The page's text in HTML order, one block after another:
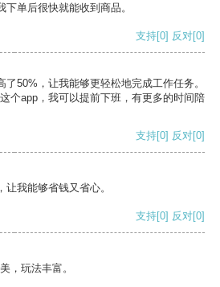
单后很快就能收到商品。
支持[0] 反对[0]
50%，让我能够更轻松地完成工作任务。
个app，我可以提前下班，有更多的时间陪
支持[0] 反对[0]
我能够省钱又省心。
支持[0] 反对[0]
，玩法丰富。